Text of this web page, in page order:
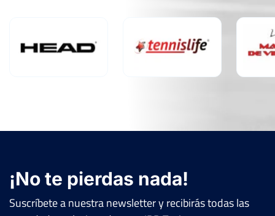
¡No te pierdas nada!
Suscríbete a nuestra newsletter y recibirás todas las